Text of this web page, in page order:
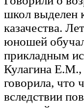
школ выделен
казачества.
юношей
прикладным
Кулагина Е.М.,
говорила, что
вследствии